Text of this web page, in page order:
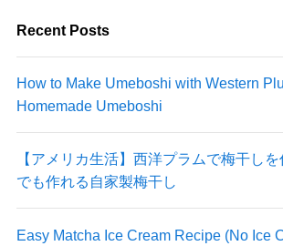
Recent Posts
How to Make Umeboshi with Western
Homemade Umeboshi
【アメリカ生活】西洋プラムで梅干し
でも作れる自家製梅干し
Easy Matcha Ice Cream Recipe (No Ice